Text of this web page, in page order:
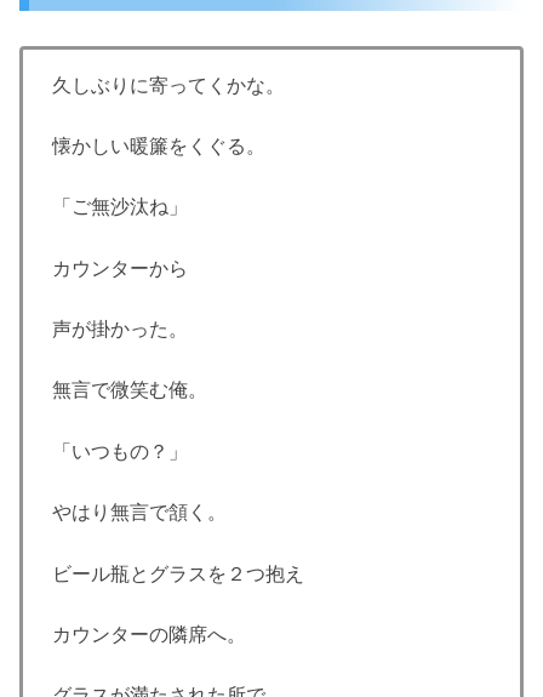
久しぶりに寄ってくかな。
懐かしい暖簾をくぐる。
「ご無沙汰ね」
カウンターから
声が掛かった。
無言で微笑む俺。
「いつもの？」
やはり無言で頷く。
ビール瓶とグラスを２つ抱え
カウンターの隣席へ。